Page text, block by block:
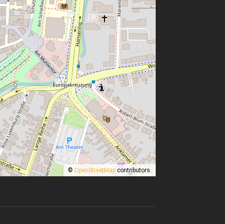
© OpenStreetMap contributors.